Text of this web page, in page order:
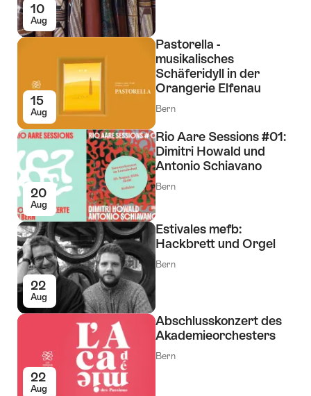
10
Aug
15
Aug
Pastorella -
musikalisches
Schäferidyll in der
Orangerie Elfenau
Bern
20
Aug
Rio Aare Sessions #01:
Dimitri Howald und
Antonio Schiavano
Bern
22
Aug
Estivales mefb:
Hackbrett und Orgel
Bern
22
Aug
Abschlusskonzert des
Akademieorchesters
Bern